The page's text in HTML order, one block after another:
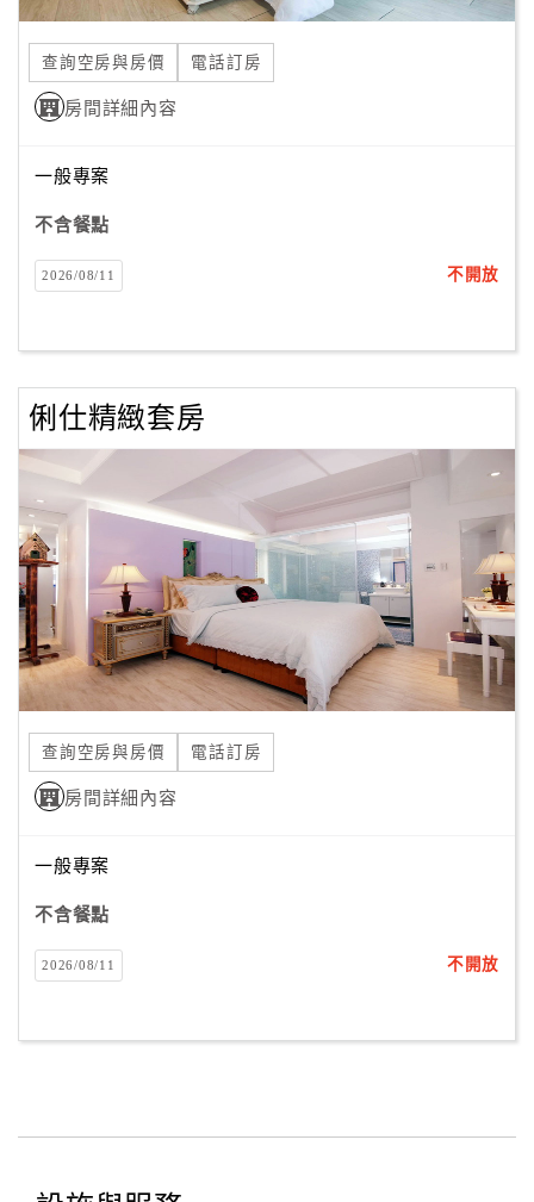
合
作
提
案
店
作
商
合
作
旅
伴
計
劃
品
宣
傳
查詢空房與房價 電話訂房
房間詳細內容
一般專案
不含餐點
2026/08/11 不開放
俐仕精緻套房
查詢空房與房價 電話訂房
房間詳細內容
一般專案
不含餐點
2026/08/11 不開放